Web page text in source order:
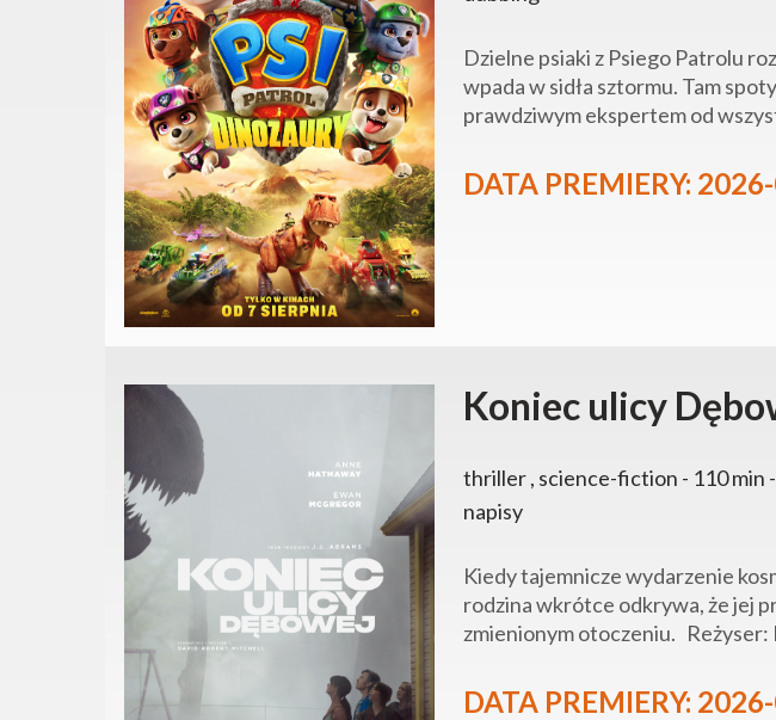
Dzielne psiaki z Psiego Patrolu
wpada w sidła sztormu. Tam
prawdziwym ekspertem od
DATA PREMIERY:
Koniec ulicy
thriller , science-fiction - 110 min
napisy
Kiedy tajemnicze wydarzenie
rodzina wkrótce odkrywa, że ​​jej
zmienionym otoczeniu. Reżyser:
DATA PREMIERY: